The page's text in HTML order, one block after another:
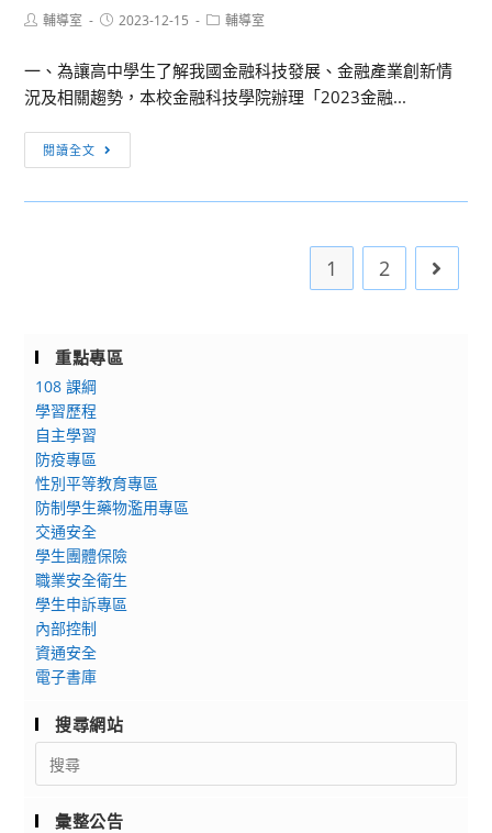
空
務
體
驗
Post輔導室
Post2023-12-15
Post輔導室
一、為讓高中學生了解我國金融科技發展、金融產業創新情
況及相關趨勢，本校金融科技學院辦理「2023金融...
閱讀全文
金
融
1 2 Go to
重點專區
108 課綱
學習歷程
自主學習
防疫專區
性別平等教育專區
防制學生藥物濫用專區
交通安全
學生團體保險
職業安全衛生
學生申訴專區
內部控制
資通安全
電子書庫
搜尋網站
Search
for:
彙整公告